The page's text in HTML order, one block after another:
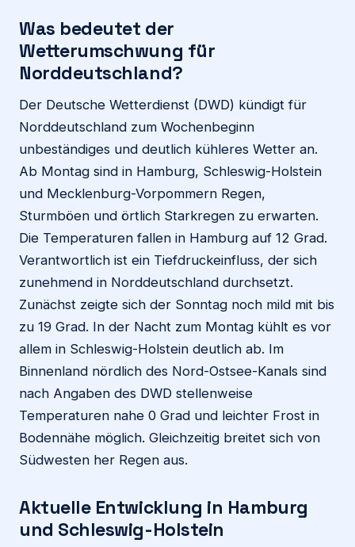
Was bedeutet der
Wetterumschwung für
Norddeutschland?
Der Deutsche Wetterdienst (DWD) kündigt für
Norddeutschland zum Wochenbeginn
unbeständiges und deutlich kühleres Wetter an.
Ab Montag sind in Hamburg, Schleswig-Holstein
und Mecklenburg-Vorpommern Regen,
Sturmböen und örtlich Starkregen zu erwarten.
Die Temperaturen fallen in Hamburg auf 12 Grad.
Verantwortlich ist ein Tiefdruckeinfluss, der sich
zunehmend in Norddeutschland durchsetzt.
Zunächst zeigte sich der Sonntag noch mild mit bis
zu 19 Grad. In der Nacht zum Montag kühlt es vor
allem in Schleswig-Holstein deutlich ab. Im
Binnenland nördlich des Nord-Ostsee-Kanals sind
nach Angaben des DWD stellenweise
Temperaturen nahe 0 Grad und leichter Frost in
Bodennähe möglich. Gleichzeitig breitet sich von
Südwesten her Regen aus.
Aktuelle Entwicklung in Hamburg
und Schleswig-Holstein